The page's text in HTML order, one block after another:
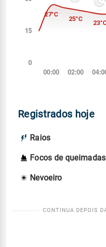
Registrados hoje
Raios
Focos de queimadas
Nevoeiro